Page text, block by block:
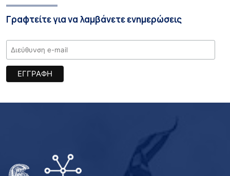
Γραφτείτε για να λαμβάνετε ενημερώσεις